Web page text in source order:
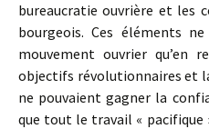
bureaucratie ouvrière et les
bourgeois. Ces éléments
mouvement ouvrier qu’en
objectifs révolutionnaires et
ne pouvaient gagner la
que tout le travail « pacifique